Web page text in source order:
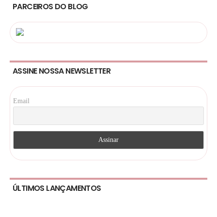
PARCEIROS DO BLOG
ASSINE NOSSA NEWSLETTER
Email
ÚLTIMOS LANÇAMENTOS